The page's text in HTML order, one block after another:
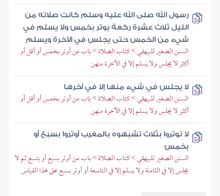
رسول الله صلى الله عليه وسلم كانت صلاته من
الليل ثلاث عشرة ركعة يوتر بخمس ولا يسلم في
شيء من الخمس حتى يجلس في الآخرة ويسلم
السنن الصغير للبيهقي > كتاب الصلاة > باب من أوتر بخمس أو أقل أو
أكثر لا يجلس ولا يسلم إلا في الآخرة منهن
لا يجلس في شيء منها إلا في آخرها
السنن الصغير للبيهقي > كتاب الصلاة > باب من أوتر بخمس أو أقل أو
أكثر لا يجلس ولا يسلم إلا في الآخرة منهن
لا توتروا بثلاث تشبهوه بالمغرب أوتروا بسبع أو
بخمس
السنن الصغير للبيهقي > كتاب الصلاة > باب من أوتر بسبع أو بتسع ثم لا
يجلس إلا في الثامنة ولا يسلم إلا في التاسعة أو أوتر بسبع على هذا القياس